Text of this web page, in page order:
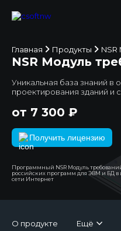
Главная Продукты
NSR Модуль
Уникальная база знаний в
проектирования зданий и
от 7 300 ₽
Получить лицензию
Программный NSR Модуль
российских программ для ЭВМ и БД
сети Интернет
О продукте Ещё